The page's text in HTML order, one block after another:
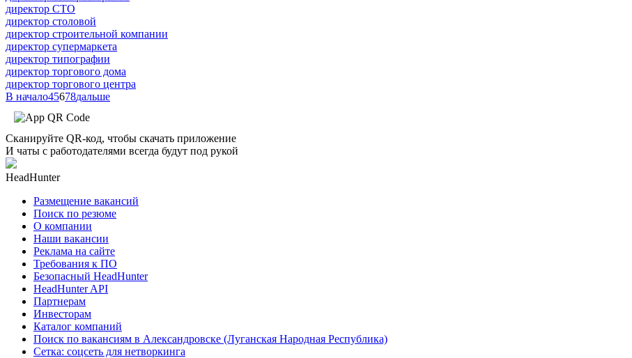
директор СТО
директор столовой
директор строительной компании
директор супермаркета
директор типографии
директор торгового дома
директор торгового центра
В начало45678дальше
Сканируйте QR-код, чтобы скачать приложение
И чаты с работодателями всегда будут под рукой
HeadHunter
Размещение вакансий
Поиск по резюме
О компании
Наши вакансии
Реклама на сайте
Требования к ПО
Безопасный HeadHunter
HeadHunter API
Партнерам
Инвесторам
Каталог компаний
Поиск по вакансиям в Александровске (Луганская Народная Республика)
Сетка: соцсеть для нетворкинга